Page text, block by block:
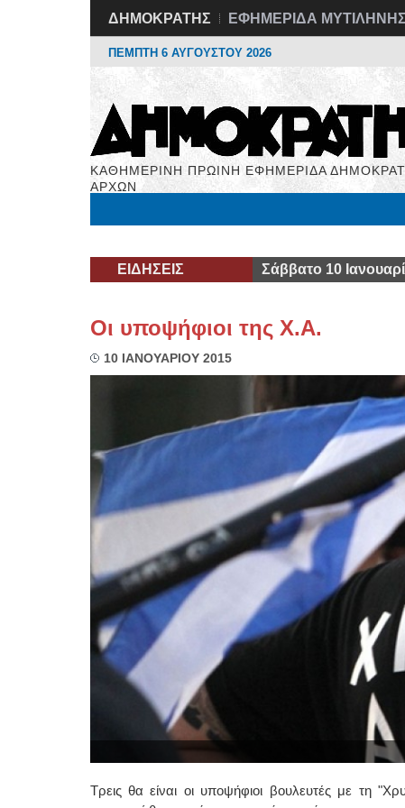
ΔΗΜΟΚΡΑΤΗΣ ΕΦΗΜΕΡΙΔΑ ΜΥΤΙΛΗΝΗΣ
ΠΕΜΠΤΗ 6 ΑΥΓΟΥΣΤΟΥ 2026
ΚΑΘΗΜΕΡΙΝΗ ΠΡΩΙΝΗ ΕΦΗΜΕΡΙΔΑ
ΑΡΧΩΝ
ΕΙΔΗΣΕΙΣ Σάββατο 10
Οι υποψήφιοι της Χ.Α.
10 ΙΑΝΟΥΑΡΙΟΥ 2015
Τρεις θα είναι οι υποψήφιοι βουλευτές με τη